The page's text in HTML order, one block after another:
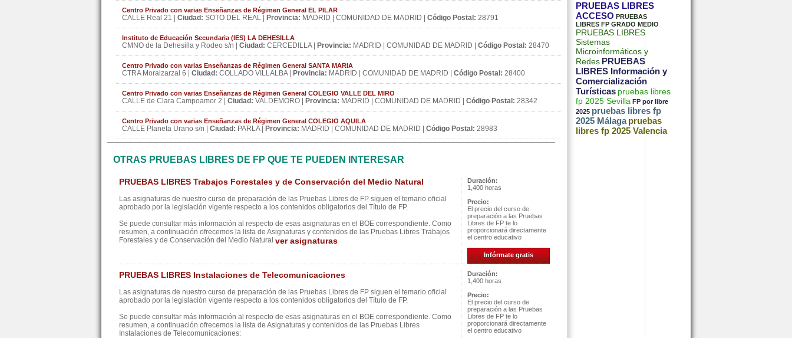
Centro Privado con varias Enseñanzas de Régimen General EL PILAR
CALLE Real 21 | Ciudad: SOTO DEL REAL | Provincia: MADRID | COMUNIDAD DE MADRID | Código Postal: 28791
Instituto de Educación Secundaria (IES) LA DEHESILLA
CMNO de la Dehesilla y Rodeo s/n | Ciudad: CERCEDILLA | Provincia: MADRID | COMUNIDAD DE MADRID | Código Postal: 28470
Centro Privado con varias Enseñanzas de Régimen General SANTA MARIA
CTRA Moralzarzal 6 | Ciudad: COLLADO VILLALBA | Provincia: MADRID | COMUNIDAD DE MADRID | Código Postal: 28400
Centro Privado con varias Enseñanzas de Régimen General COLEGIO VALLE DEL MIRO
CALLE de Clara Campoamor 2 | Ciudad: VALDEMORO | Provincia: MADRID | COMUNIDAD DE MADRID | Código Postal: 28342
Centro Privado con varias Enseñanzas de Régimen General COLEGIO AQUILA
CALLE Planeta Urano s/n | Ciudad: PARLA | Provincia: MADRID | COMUNIDAD DE MADRID | Código Postal: 28983
OTRAS PRUEBAS LIBRES DE FP QUE TE PUEDEN INTERESAR
PRUEBAS LIBRES Trabajos Forestales y de Conservación del Medio Natural
Las asignaturas de nuestro curso de preparación de las Pruebas Libres de FP siguen el temario oficial
aprobado por la legislación vigente respecto a los contenidos obligatorios del Título de FP.
Se puede consultar más información al respecto de esas asignaturas en el BOE correspondiente. Como
resumen, a continuación ofrecemos la lista de Asignaturas y contenidos de las Pruebas Libres Trabajos
Forestales y de Conservación del Medio Natural ver asignaturas
Duración:
1,400 horas
Precio:
El precio del curso de
preparación a las Pruebas
Libres de FP te lo
proporcionará directamente
el centro educativo
Infórmate gratis
PRUEBAS LIBRES Instalaciones de Telecomunicaciones
Las asignaturas de nuestro curso de preparación de las Pruebas Libres de FP siguen el temario oficial
aprobado por la legislación vigente respecto a los contenidos obligatorios del Título de FP.
Se puede consultar más información al respecto de esas asignaturas en el BOE correspondiente. Como
resumen, a continuación ofrecemos la lista de Asignaturas y contenidos de las Pruebas Libres
Instalaciones de Telecomunicaciones:
Duración:
1,400 horas
Precio:
El precio del curso de
preparación a las Pruebas
Libres de FP te lo
proporcionará directamente
el centro educativo
PRUEBAS LIBRES
ACCESO PRUEBAS
LIBRES FP GRADO MEDIO
PRUEBAS LIBRES
Sistemas
Microinformáticos y
Redes PRUEBAS
LIBRES Información y
Comercialización
Turísticas pruebas libres
fp 2025 Sevilla FP por libre
2025 pruebas libres fp
2025 Málaga pruebas
libres fp 2025 Valencia